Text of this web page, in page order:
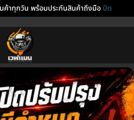
ค้าทุกวัน พร้อมประกันสินค้าถึงมือปิด